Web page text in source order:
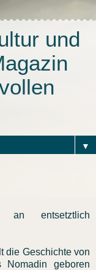
und
▼
an entsetztlich
die Geschichte von
geboren